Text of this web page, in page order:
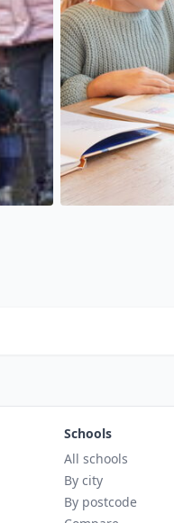
Schools
All schools
By city
By postcode